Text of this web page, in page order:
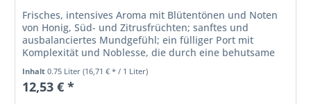
Frisches, intensives Aroma mit Blütentönen und Noten
von Honig, Süd- und Zitrusfrüchten; sanftes und
ausbalanciertes Mundgefühl; ein fülliger Port mit
Komplexität und Noblesse, die durch eine behutsame
Reifung im Holz ermöglicht werden
Inhalt0.75 Liter(16,71 € * / 1 Liter)
12,53 € *